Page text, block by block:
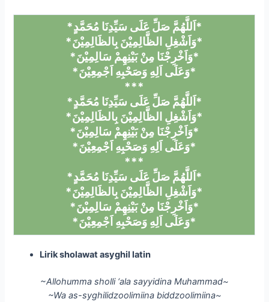
*اَللَّهُمَّ صَلِّ عَلَى سَيِّدِنَا مُحَمَّدٍ*
*وَاَشْغِلِ الظَّالِمِيْنَ بِالظَالِمِيْنَ*
*وَاَخْرِجْنَا مِنْ بَيْنِهِمْ سَالِمِيْنَ*
*وَعَلَى اَلِهِ وَصَحْبِهِ اَجْمِعِيْنَ*
***
*اَللَّهُمَّ صَلِّ عَلَى سَيِّدِنَا مُحَمَّدٍ*
*وَاَشْغِلِ الظَّالِمِيْنَ بِالظَالِمِيْنَ*
*وَاَخْرِجْنَا مِنْ بَيْنِهِمْ سَالِمِيْنَ*
*وَعَلَى اَلِهِ وَصَحْبِهِ اَجْمِعِيْنَ*
***
*اَللَّهُمَّ صَلِّ عَلَى سَيِّدِنَا مُحَمَّدٍ*
*وَاَشْغِلِ الظَّالِمِيْنَ بِالظَالِمِيْنَ*
*وَاَخْرِجْنَا مِنْ بَيْنِهِمْ سَالِمِيْنَ*
*وَعَلَى اَلِهِ وَصَحْبِهِ اَجْمِعِيْنَ*
Lirik sholawat asyghil latin
~Allohumma sholli ‘ala sayyidina Muhammad~
~Wa as-syghilidzoolimiina biddzoolimiina~